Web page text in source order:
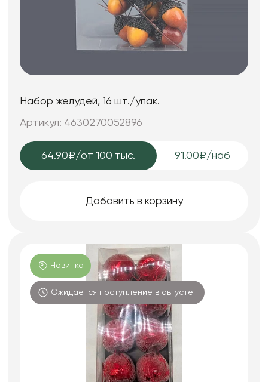
Набор желудей, 16 шт./упак.
Артикул: 4630270052896
64.90₽/от 100 тыс. 91.00₽/наб
Добавить в корзину
Новинка
Ожидается поступление в августе